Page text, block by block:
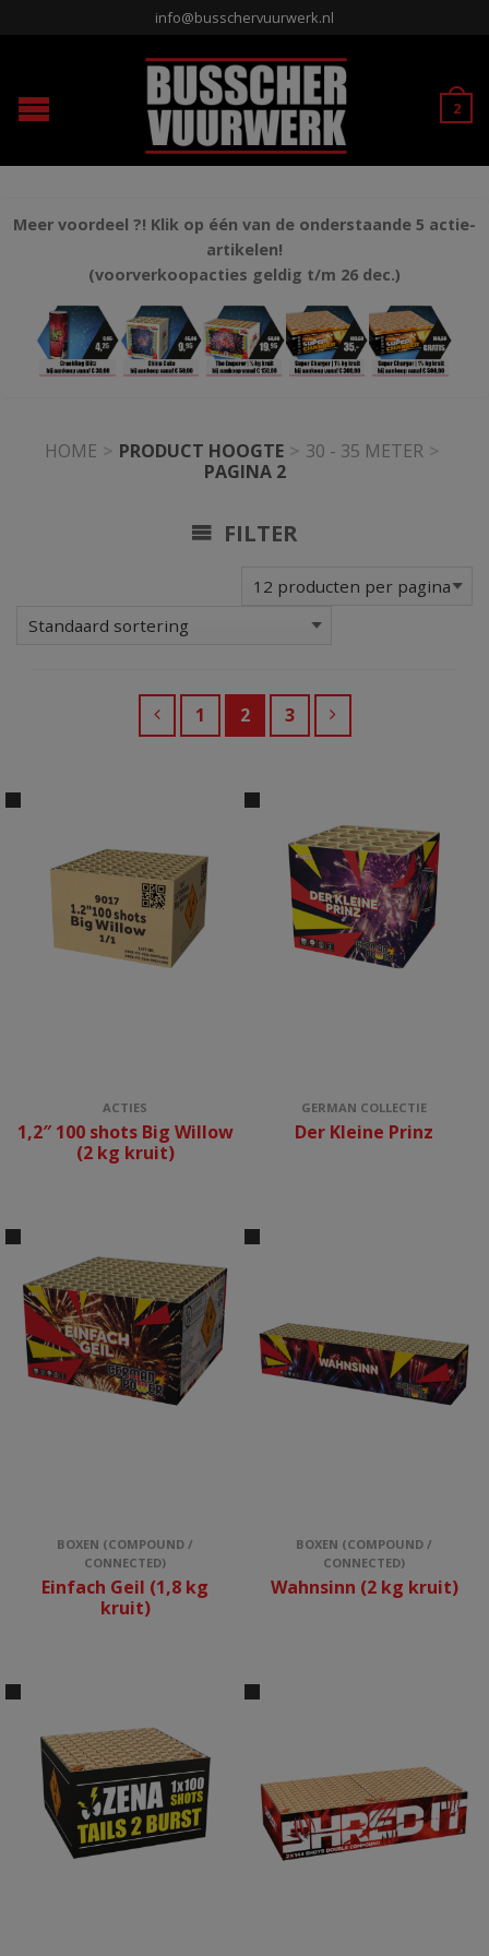
info@busschervuurwerk.nl
2
Meer voordeel ?! Klik op één van de onderstaande 5 actie-
artikelen!
(voorverkoopacties geldig t/m 26 dec.)
HOME > PRODUCT HOOGTE > 30 - 35 METER >
PAGINA 2
FILTER
1 2 3
ACTIES
1,2″ 100 shots Big Willow
(2 kg kruit)
GERMAN COLLECTIE
Der Kleine Prinz
BOXEN (COMPOUND /
CONNECTED)
Einfach Geil (1,8 kg
kruit)
BOXEN (COMPOUND /
CONNECTED)
Wahnsinn (2 kg kruit)